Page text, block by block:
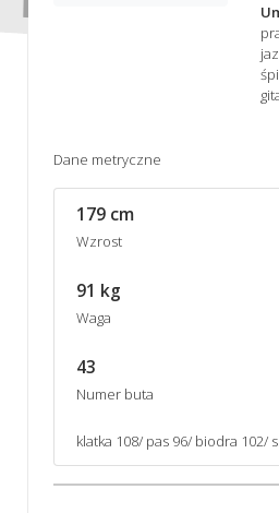
Dane metryczne
179 cm
Wzrost
91 kg
Waga
43
Numer buta
klatka 108/ pas 96/ biodra 102/